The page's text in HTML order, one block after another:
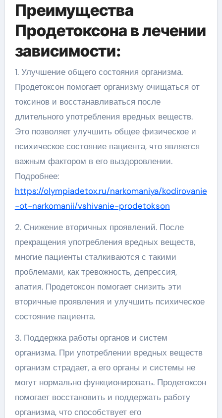
Преимущества
Продетоксона в лечении
зависимости:
1. Улучшение общего состояния организма.
Продетоксон помогает организму очищаться от
токсинов и восстанавливаться после
длительного употребления вредных веществ.
Это позволяет улучшить общее физическое и
психическое состояние пациента, что является
важным фактором в его выздоровлении.
Подробнее:
https://olympiadetox.ru/narkomaniya/kodirovanie
-ot-narkomanii/vshivanie-prodetokson
2. Снижение вторичных проявлений. После
прекращения употребления вредных веществ,
многие пациенты сталкиваются с такими
проблемами, как тревожность, депрессия,
апатия. Продетоксон помогает снизить эти
вторичные проявления и улучшить психическое
состояние пациента.
3. Поддержка работы органов и систем
организма. При употреблении вредных веществ
организм страдает, а его органы и системы не
могут нормально функционировать. Продетоксон
помогает восстановить и поддержать работу
организма, что способствует его